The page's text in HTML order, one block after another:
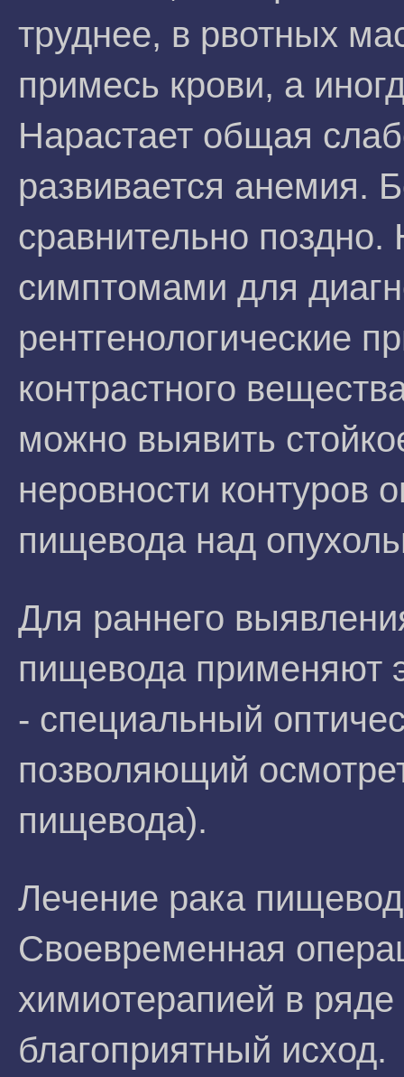
труднее, в рвотных
примесь крови, а
Нарастает общая
развивается анемия.
сравнительно
симптомами для
рентгенологические
контрастного
можно выявить
неровности контуров
пищевода над
Для раннего
пищевода применяют
- специальный
позволяющий
пищевода).
Лечение рака
Своевременная
химиотерапией в
благоприятный исход.